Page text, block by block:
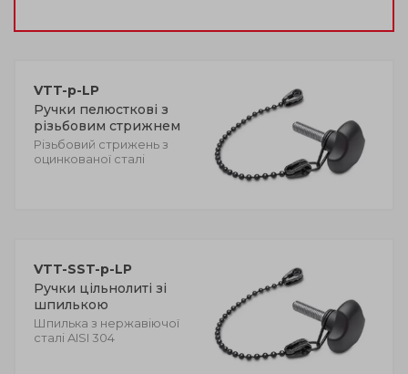
VTT-p-LP
Ручки пелюсткові з
різьбовим стрижнем
Різьбовий стрижень з
оцинкованої сталі
VTT-SST-p-LP
Ручки цільнолиті зі
шпилькою
Шпилька з нержавіючої
сталі AISI 304